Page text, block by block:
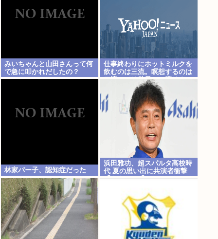
みいちゃんと山田さんって何
で急に叩かれだしたの？
仕事終わりにホットミルクを
飲むのは三流。瞑想するのは
二流。では世界の一流は？
林家パー子、認知症だった
浜田雅功、超スパルタ高校時
代 夏の思い出に共演者衝撃